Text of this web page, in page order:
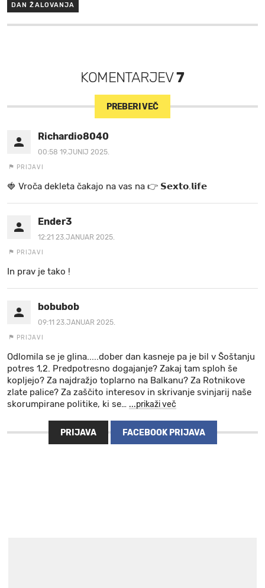
DAN ŽALOVANJA
KOMENTARJEV7
PREBERI VEČ
Richardio8040
00:58 19.JUNIJ 2025.
PRIJAVI
🍓 V r o č a d e k l e t a ča k a jo na va s n a 👉 𝗦𝗲𝘅𝘁𝗼.𝗹𝗶𝗳𝗲
Ender3
12:21 23.JANUAR 2025.
PRIJAVI
In prav je tako !
bobubob
09:11 23.JANUAR 2025.
PRIJAVI
Odlomila se je glina.....dober dan kasneje pa je bil v Šoštanju
potres 1,2. Predpotresno dogajanje? Zakaj tam sploh še
kopljejo? Za najdražjo toplarno na Balkanu? Za Rotnikove
zlate palice? Za zaščito interesov in skrivanje svinjarij naše
skorumpirane politike, ki se… ...prikaži več
PRIJAVA FACEBOOK PRIJAVA